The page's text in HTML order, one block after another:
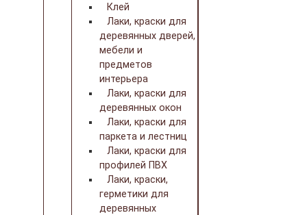
Клей
Лаки, краски для
деревянных дверей,
мебели и
предметов
интерьера
Лаки, краски для
деревянных окон
Лаки, краски для
паркета и лестниц
Лаки, краски для
профилей ПВХ
Лаки, краски,
герметики для
деревянных